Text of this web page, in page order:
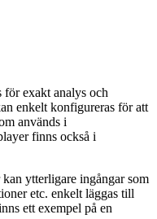
för exakt analys och
enkelt konfigureras för att
används i
finns också i
ytterligare ingångar som
etc. enkelt läggas till
ett exempel på en